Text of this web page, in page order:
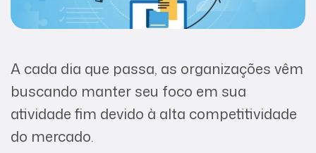
A cada dia que passa, as organizações vêm
buscando manter seu foco em sua
atividade fim devido à alta competitividade
do mercado.